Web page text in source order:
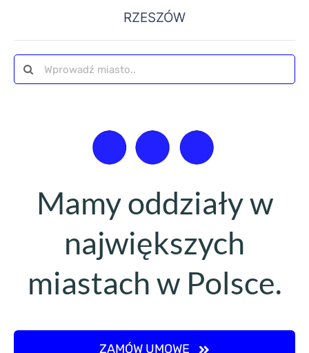
RZESZÓW
Szukaj
Mamy oddziały w
największych
miastach w Polsce.
ZAMÓW UMOWĘ